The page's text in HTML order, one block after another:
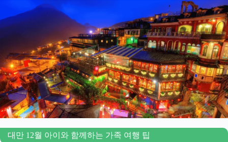
대만 12월 아이와 함께하는 가족 여행 팁